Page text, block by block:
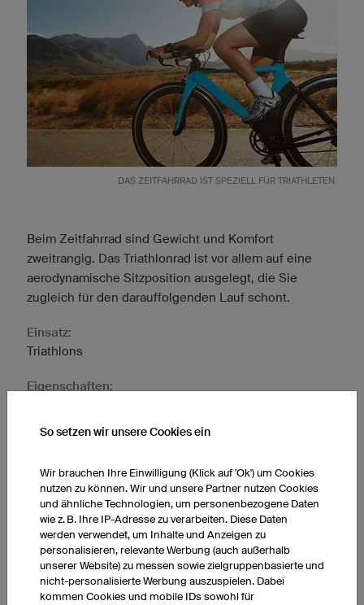
DAS ZEITFAHRRAD IST SPEZIELL FÜR TRIATHLETEN.
Beim Zeitfahrrad sind Gewicht und Komfort
zweitrangig. Das Triathlonrad ist vor allem auf eine
aerodynamische Sitzposition ausgelegt, die Sie
zugleich für den darauffolgenden Lauf schont.
Einsatz:
Triathlons
Eigenschaften:
Durch die flachen, aber dicken Rahmenrohre, die am
Komponenten sind in den Rohren integriert.
Durch das kurze Sitzrohr entsteht ein steiler
Sitzwinkel. Der ermöglicht Ihnen eine sehr flache
Sitzposition und Ihr Luftwiderstand ist geringer.
Material:
Obwohl das Gewicht zweitrangig ist, kommt auch hier
Carbon zum Einsatz, da es flexibler gestaltet werden
So setzen wir unsere Cookies ein
Wir brauchen Ihre Einwilligung (Klick auf 'Ok') um Cookies
nutzen zu können. Wir und unsere Partner nutzen Cookies
und ähnliche Technologien, um personenbezogene Daten
wie z. B. Ihre IP-Adresse zu verarbeiten. Diese Daten
werden verwendet, um Inhalte und Anzeigen zu
personalisieren, relevante Werbung (auch außerhalb
unserer Website) zu messen sowie zielgruppenbasierte und
nicht-personalisierte Werbung auszuspielen. Dabei
kommen Cookies und mobile IDs sowohl für